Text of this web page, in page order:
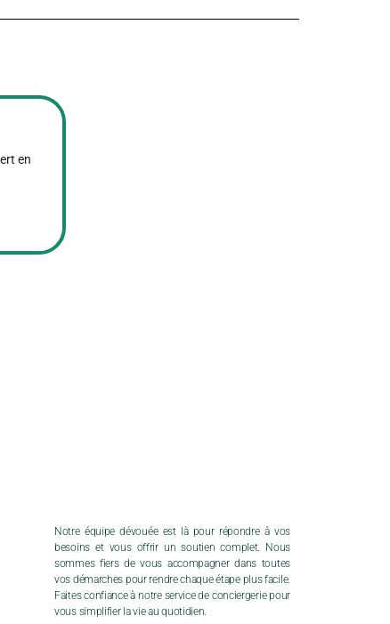
en
Notre équipe dévouée est là pour répondre à vos
besoins et vous offrir un soutien complet. Nous
sommes fiers de vous accompagner dans toutes
vos démarches pour rendre chaque étape plus facile.
Faites confiance à notre service de conciergerie pour
vous simplifier la vie au quotidien.